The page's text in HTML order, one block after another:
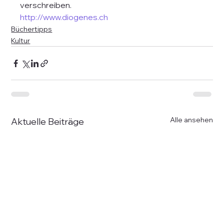
verschreiben.
http://www.diogenes.ch
Büchertipps
Kultur
Aktuelle Beiträge Alle ansehen